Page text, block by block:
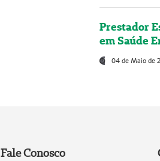
Prestador
em Saúde
04 de Maio de
Fale Conosco